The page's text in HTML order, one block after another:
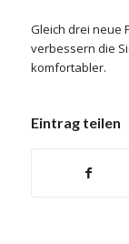
Gleich drei neue
verbessern die
komfortabler.
Eintrag teilen